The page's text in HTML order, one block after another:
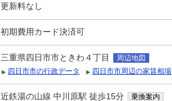
更新料なし
初期費用カード決済可
三重県四日市市ときわ４丁目
周辺地図
四日市市の行政データ
四日市市周辺の家賃相場
近鉄湯の山線 中川原駅 徒歩15分 乗換案内